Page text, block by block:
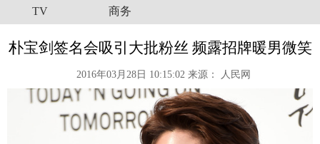
时尚 思客
港澳 台湾 华人 汽车
能源 房产
视频 彩票 食品
TV
商务
朴宝剑签名会吸引大批粉丝 频露招牌暖男微笑
2016年03月28日 10:15:02 来源： 人民网